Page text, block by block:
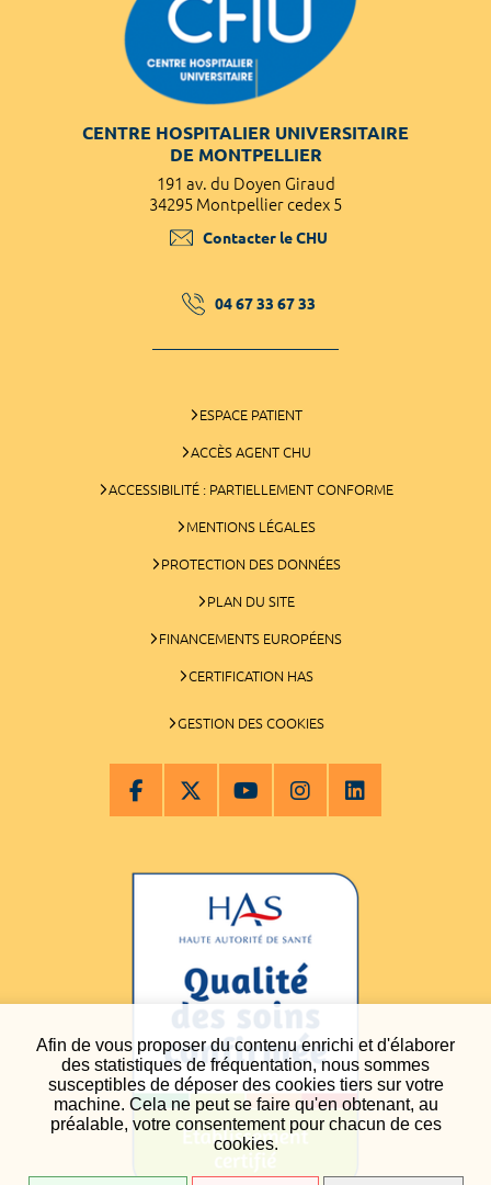
Afin de vous proposer du contenu enrichi et d'élaborer
des statistiques de fréquentation, nous sommes
susceptibles de déposer des cookies tiers sur votre
machine. Cela ne peut se faire qu'en obtenant, au
préalable, votre consentement pour chacun de ces
cookies.
CENTRE HOSPITALIER UNIVERSITAIRE
DE MONTPELLIER
191 av. du Doyen Giraud
34295 Montpellier cedex 5
Contacter le CHU
04 67 33 67 33
ESPACE PATIENT
ACCÈS AGENT CHU
ACCESSIBILITÉ : PARTIELLEMENT CONFORME
MENTIONS LÉGALES
PROTECTION DES DONNÉES
PLAN DU SITE
FINANCEMENTS EUROPÉENS
CERTIFICATION HAS
GESTION DES COOKIES